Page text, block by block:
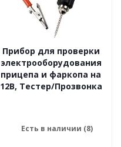
Прибор для проверки
электрооборудования
прицепа и фаркопа на
12В, Тестер/Прозвонка
Есть в наличии (8)